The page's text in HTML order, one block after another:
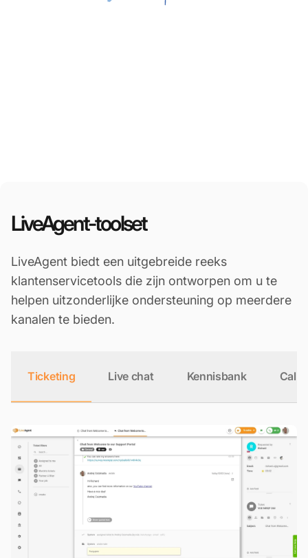
LiveAgent-toolset
LiveAgent biedt een uitgebreide reeks
klantenservicetools die zijn ontworpen om u te
helpen uitzonderlijke ondersteuning op meerdere
kanalen te bieden.
Ticketing Live chat Kennisbank Call